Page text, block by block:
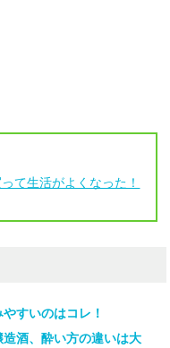
て生活がよくなった！
すいのはコレ！
酒、酔い方の違いは大